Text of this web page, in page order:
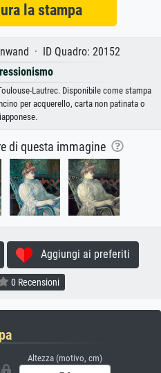
la stampa
· ID Quadro: 20152
Lautrec. Disponibile come stampa
per acquerello, carta non patinata o
di questa immagine
Aggiungi ai preferiti
0 Recensioni
Altezza (motivo, cm)